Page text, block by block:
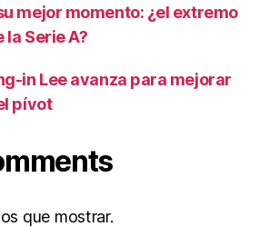
mejor momento: ¿el extremo
la Serie A?
in Lee avanza para mejorar
pívot
que mostrar.